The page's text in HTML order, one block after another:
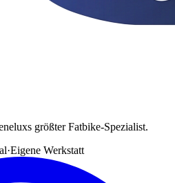
größter Fatbike-Spezialist.
·Eigene Werkstatt